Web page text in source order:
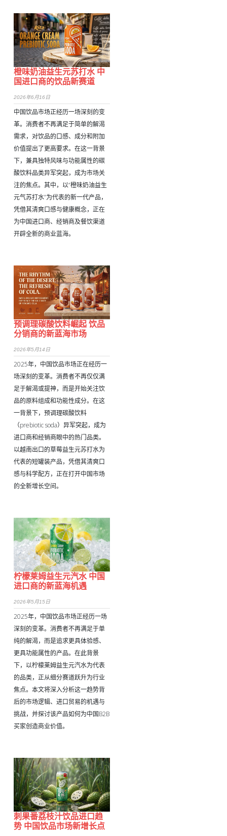
橙味奶油益生元苏打水 中
国进口商的饮品新赛道
2026年6月16日
中国饮品市场正经历一场深刻的变
革。消费者不再满足于简单的解渴
需求，对饮品的口感、成分和附加
价值提出了更高要求。在这一背景
下，兼具独特风味与功能属性的碳
酸饮料品类异军突起，成为市场关
注的焦点。其中，以“橙味奶油益生
元气苏打水”为代表的新一代产品，
凭借其清爽口感与健康概念，正在
为中国进口商、经销商及餐饮渠道
开辟全新的商业蓝海。
预调理碳酸饮料崛起 饮品
分销商的新蓝海市场
2026年5月14日
2025年，中国饮品市场正在经历一
场深刻的变革。消费者不再仅仅满
足于解渴或提神，而是开始关注饮
品的原料组成和功能性成分。在这
一背景下，预调理碳酸饮料
（prebiotic soda）异军突起，成为
进口商和经销商眼中的热门品类。
以越南出口的草莓益生元苏打水为
代表的短罐装产品，凭借其清爽口
感与科学配方，正在打开中国市场
的全新增长空间。
柠檬莱姆益生元汽水 中国
进口商的新蓝海机遇
2026年5月15日
2025年，中国饮品市场正经历一场
深刻的变革。消费者不再满足于单
纯的解渴，而是追求更具体验感、
更具功能属性的产品。在此背景
下，以柠檬莱姆益生元汽水为代表
的品类，正从细分赛道跃升为行业
焦点。本文将深入分析这一趋势背
后的市场逻辑、进口贸易的机遇与
挑战，并探讨该产品如何为中国B2B
买家创造商业价值。
刺果番荔枝汁饮品进口趋
势 中国饮品市场新增长点